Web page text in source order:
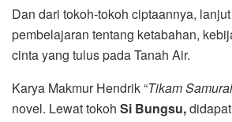
Dan dari tokoh-tokoh ciptaannya,
pembelajaran tentang ketabahan,
cinta yang tulus pada Tanah Air.
Karya Makmur Hendrik “Tikam
novel. Lewat tokoh Si Bungsu,